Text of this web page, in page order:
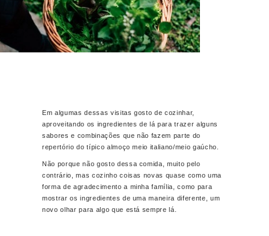
Em algumas dessas visitas gosto de cozinhar,
aproveitando os ingredientes de lá para trazer alguns
sabores e combinações que não fazem parte do
repertório do típico almoço meio italiano/meio gaúcho.
Não porque não gosto dessa comida, muito pelo
contrário, mas cozinho coisas novas quase como uma
forma de agradecimento a minha família, como para
mostrar os ingredientes de uma maneira diferente, um
novo olhar para algo que está sempre lá.